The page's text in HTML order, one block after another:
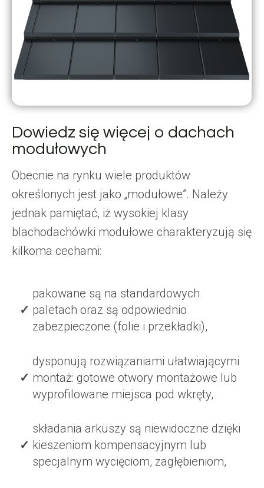
Dowiedz się więcej o dachach
modułowych
Obecnie na rynku wiele produktów
określonych jest jako „modułowe”. Należy
jednak pamiętać, iż wysokiej klasy
blachodachówki modułowe charakteryzują się
kilkoma cechami:
pakowane są na standardowych
paletach oraz są odpowiednio
zabezpieczone (folie i przekładki),
dysponują rozwiązaniami ułatwiającymi
montaż: gotowe otwory montażowe lub
wyprofilowane miejsca pod wkręty,
składania arkuszy są niewidoczne dzięki
kieszeniom kompensacyjnym lub
specjalnym wycięciom, zagłębieniom,